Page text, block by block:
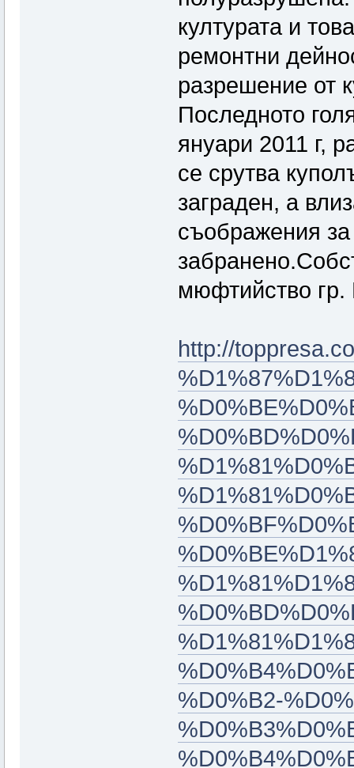
културата и
ремонтни
разрешение от
Последното
януари 2011 г,
се срутва
заграден, а
съображения за
мюфтийство гр.
http://
%D0%B2-